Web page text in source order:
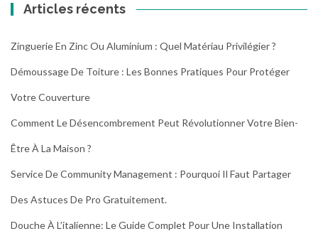
Articles récents
Zinguerie En Zinc Ou Aluminium : Quel Matériau Privilégier ?
Démoussage De Toiture : Les Bonnes Pratiques Pour Protéger
Votre Couverture
Comment Le Désencombrement Peut Révolutionner Votre Bien-
Être À La Maison ?
Service De Community Management : Pourquoi Il Faut Partager
Des Astuces De Pro Gratuitement.
Douche À L’italienne: Le Guide Complet Pour Une Installation